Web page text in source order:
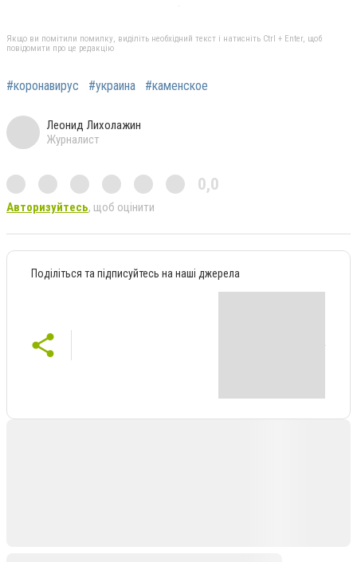
Якщо ви помітили помилку, виділіть необхідний текст і натисніть Ctrl + Enter, щоб
повідомити про це редакцію
#коронавирус #украина #каменское
Леонид Лихолажин
Журналист
0,0
Авторизуйтесь, щоб оцінити
Поділіться та підписуйтесь на наші джерела